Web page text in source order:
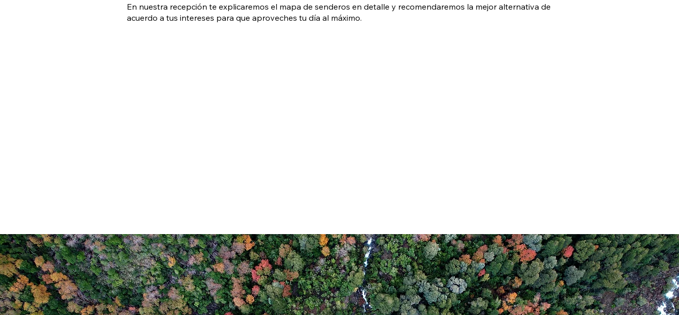
En nuestra recepción te explicaremos el mapa de senderos en detalle y recomendaremos la mejor alternativa de
acuerdo a tus intereses para que aproveches tu día al máximo.